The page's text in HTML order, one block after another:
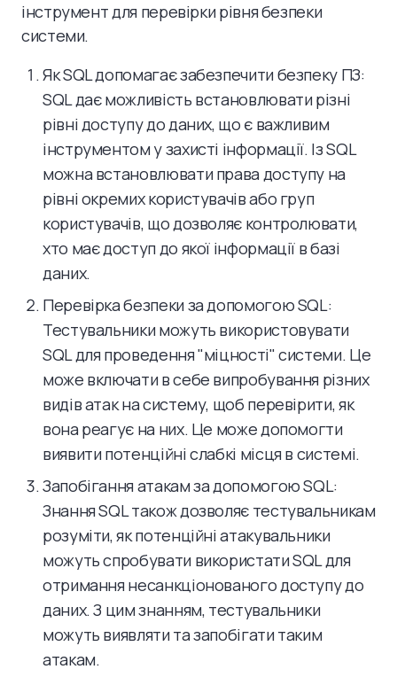
інструмент для перевірки рівня безпеки
системи.
Як SQL допомагає забезпечити безпеку ПЗ:
SQL дає можливість встановлювати різні
рівні доступу до даних, що є важливим
інструментом у захисті інформації. Із SQL
можна встановлювати права доступу на
рівні окремих користувачів або груп
користувачів, що дозволяє контролювати,
хто має доступ до якої інформації в базі
даних.
Перевірка безпеки за допомогою SQL:
Тестувальники можуть використовувати
SQL для проведення "міцності" системи. Це
може включати в себе випробування різних
видів атак на систему, щоб перевірити, як
вона реагує на них. Це може допомогти
виявити потенційні слабкі місця в системі.
Запобігання атакам за допомогою SQL:
Знання SQL також дозволяє тестувальникам
розуміти, як потенційні атакувальники
можуть спробувати використати SQL для
отримання несанкціонованого доступу до
даних. З цим знанням, тестувальники
можуть виявляти та запобігати таким
атакам.